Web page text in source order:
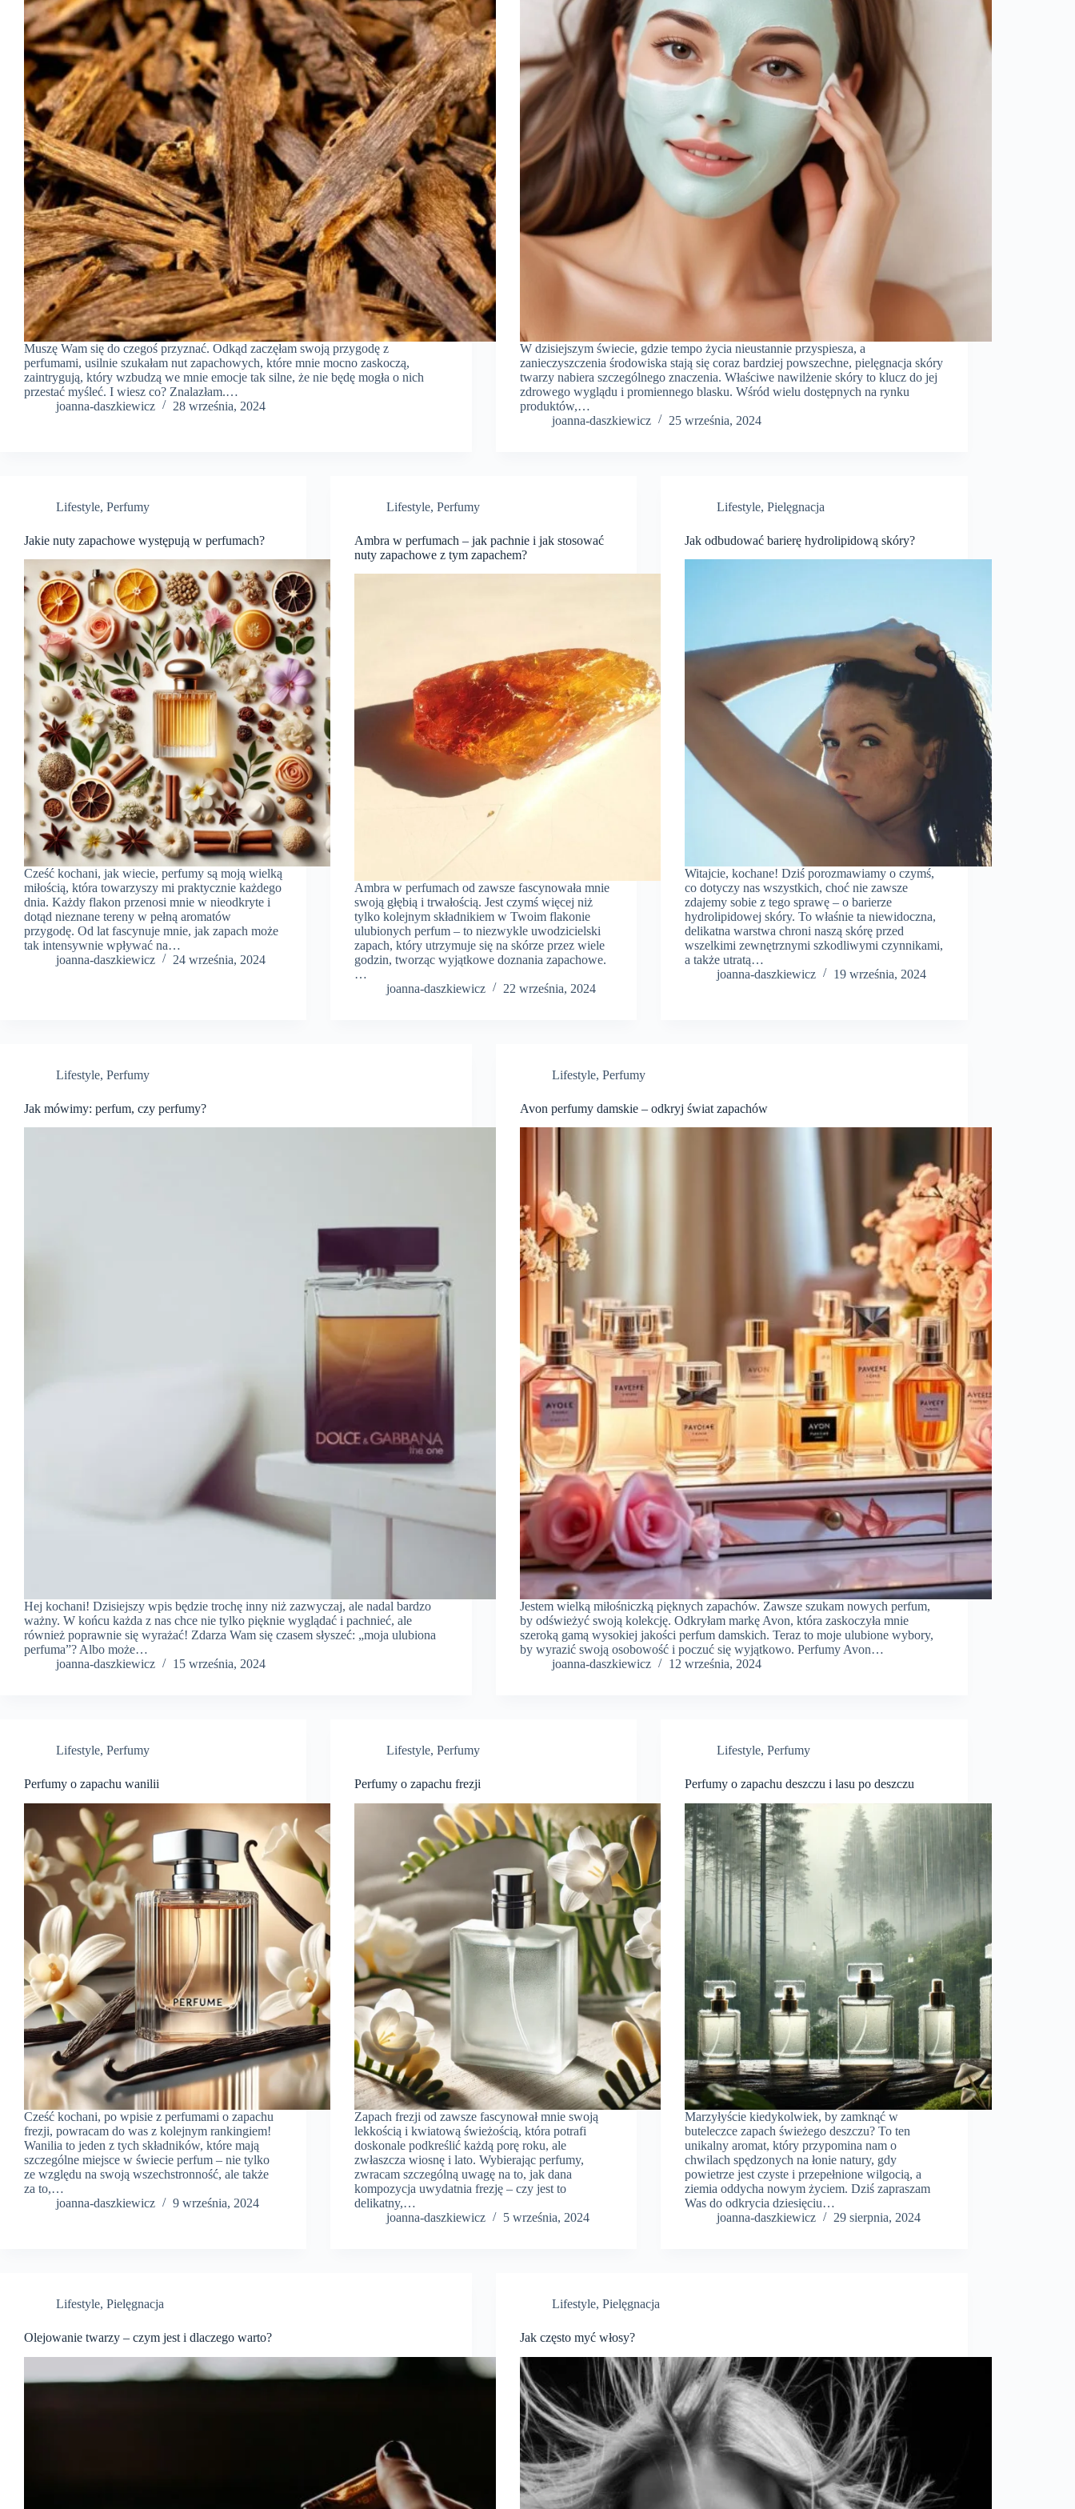
Muszę Wam się do czegoś przyznać. Odkąd zaczęłam swoją przygodę z
perfumami, usilnie szukałam nut zapachowych, które mnie mocno zaskoczą,
zaintrygują, który wzbudzą we mnie emocje tak silne, że nie będę mogła o nich
przestać myśleć. I wiesz co? Znalazłam.…
joanna-daszkiewicz
28 września, 2024
W dzisiejszym świecie, gdzie tempo życia nieustannie przyspiesza, a
zanieczyszczenia środowiska stają się coraz bardziej powszechne, pielęgnacja skóry
twarzy nabiera szczególnego znaczenia. Właściwe nawilżenie skóry to klucz do jej
zdrowego wyglądu i promiennego blasku. Wśród wielu dostępnych na rynku
produktów,…
joanna-daszkiewicz
25 września, 2024
Lifestyle, Perfumy
Jakie nuty zapachowe występują w perfumach?
Cześć kochani, jak wiecie, perfumy są moją wielką
miłością, która towarzyszy mi praktycznie każdego
dnia. Każdy flakon przenosi mnie w nieodkryte i
dotąd nieznane tereny w pełną aromatów
przygodę. Od lat fascynuje mnie, jak zapach może
tak intensywnie wpływać na…
joanna-daszkiewicz
24 września, 2024
Lifestyle,Perfumy
Ambra w perfumach – jak pachnie i jak stosować
nuty zapachowe z tym zapachem?
Ambra w perfumach od zawsze fascynowała mnie
swoją głębią i trwałością. Jest czymś więcej niż
tylko kolejnym składnikiem w Twoim flakonie
ulubionych perfum – to niezwykle uwodzicielski
zapach, który utrzymuje się na skórze przez wiele
godzin, tworząc wyjątkowe doznania zapachowe.
…
joanna-daszkiewicz
22 września, 2024
Lifestyle,Pielęgnacja
Jak odbudować barierę hydrolipidową skóry?
Witajcie, kochane! Dziś porozmawiamy o czymś,
co dotyczy nas wszystkich, choć nie zawsze
zdajemy sobie z tego sprawę – o barierze
hydrolipidowej skóry. To właśnie ta niewidoczna,
delikatna warstwa chroni naszą skórę przed
wszelkimi zewnętrznymi szkodliwymi czynnikami,
a także utratą…
joanna-daszkiewicz
19 września, 2024
Lifestyle, Perfumy
Jak mówimy: perfum, czy perfumy?
Hej kochani! Dzisiejszy wpis będzie trochę inny niż zazwyczaj, ale nadal bardzo
ważny. W końcu każda z nas chce nie tylko pięknie wyglądać i pachnieć, ale
również poprawnie się wyrażać! Zdarza Wam się czasem słyszeć: „moja ulubiona
perfuma”? Albo może…
joanna-daszkiewicz
15 września, 2024
Lifestyle, Perfumy
Avon perfumy damskie – odkryj świat zapachów
Jestem wielką miłośniczką pięknych zapachów. Zawsze szukam nowych perfum,
by odświeżyć swoją kolekcję. Odkryłam markę Avon, która zaskoczyła mnie
szeroką gamą wysokiej jakości perfum damskich. Teraz to moje ulubione wybory,
by wyrazić swoją osobowość i poczuć się wyjątkowo. Perfumy Avon…
joanna-daszkiewicz
12 września, 2024
Lifestyle, Perfumy
Perfumy o zapachu wanilii
Cześć kochani, po wpisie z perfumami o zapachu
frezji, powracam do was z kolejnym rankingiem!
Wanilia to jeden z tych składników, które mają
szczególne miejsce w świecie perfum – nie tylko
ze względu na swoją wszechstronność, ale także
za to,…
joanna-daszkiewicz
9 września, 2024
Lifestyle,Perfumy
Perfumy o zapachu frezji
Zapach frezji od zawsze fascynował mnie swoją
lekkością i kwiatową świeżością, która potrafi
doskonale podkreślić każdą porę roku, ale
zwłaszcza wiosnę i lato. Wybierając perfumy,
zwracam szczególną uwagę na to, jak dana
kompozycja uwydatnia frezję – czy jest to
delikatny,…
joanna-daszkiewicz
5 września, 2024
Lifestyle,Perfumy
Perfumy o zapachu deszczu i lasu po deszczu
Marzyłyście kiedykolwiek, by zamknąć w
buteleczce zapach świeżego deszczu? To ten
unikalny aromat, który przypomina nam o
chwilach spędzonych na łonie natury, gdy
powietrze jest czyste i przepełnione wilgocią, a
ziemia oddycha nowym życiem. Dziś zapraszam
Was do odkrycia dziesięciu…
joanna-daszkiewicz
29 sierpnia, 2024
Lifestyle, Pielęgnacja
Olejowanie twarzy – czym jest i dlaczego warto?
Lifestyle, Pielęgnacja
Jak często myć włosy?